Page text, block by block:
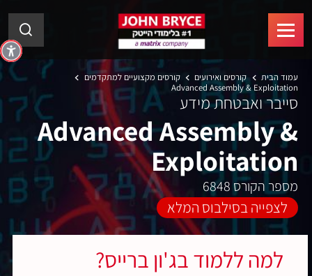
עמוד הבית קורסים ואירועים
קורסים מקצועיים למתקדמים
Advanced Assembly & Exploitation
סייבר ואבטחת מידע
Advanced Assembly &
Exploitation
מספר הקורס 6848
לצפייה בסילבוס המלא
למה ללמוד בג'ון ברייס?